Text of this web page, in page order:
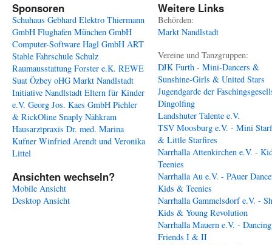
Sponsoren
Schuhaus Gebhard Elektro Thiermann
GmbH Flughafen München GmbH
Computer-Software Hagl GmbH ART
Stable Fahrschule Schulz
Raumausstattung Forster e.K. REWE
Suat Özbey oHG Markt Nandlstadt
Initiative Nandlstadt Eltern für Kinder
e.V. Georg Jos. Kaes GmbH Pichler
& RickOline Snaply Nähkram
Hausarztpraxis Dr. med. Marina
Kufner Winfried Arendt und Veronika
Littel
Ansichten wechseln?
Mobile Ansicht
Desktop Ansicht
Weitere Links
Behörden:
Markt Nandlstadt
Vereine und Tanzgruppen:
DJK Furth - Mini-Dancers &
Sunshine-Girls & United Stars
Jugendgarde der
Dingolfing
Landshuter Talente e.V.
TSV Moosburg e.V. - Mini
& Little Starfires
Narrhalla Attenkirchen e.V. -
Teenies
Narrhalla Au e.V. - PAuer
Kids & Teenies
Narrhalla Gammelsdorf e.V. -
Kids & Young Revolution
Narrhalla Mauern e.V. - Dancing
Friends I & II